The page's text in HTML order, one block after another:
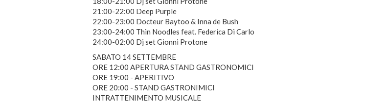
21:00-22:00 Deep Purple
22:00-23:00 Docteur Baytoo & Inna de Bush
23:00-24:00 Thin Noodles feat. Federica Di Carlo
24:00-02:00 Dj set Gionni Protone
SABATO 14 SETTEMBRE
ORE 12:00 APERTURA STAND GASTRONOMICI
ORE 19:00 - APERITIVO
ORE 20:00 - STAND GASTRONIMICI
INTRATTENIMENTO MUSICALE